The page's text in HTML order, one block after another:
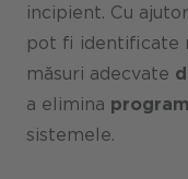
incipient. Cu
pot fi identificate
măsuri adecvate
a elimina
sistemele.